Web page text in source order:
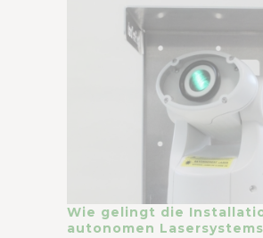
Wie gelingt die
autonomen